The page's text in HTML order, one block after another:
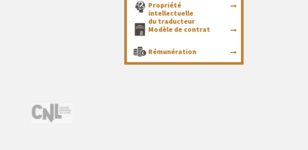
Propriété
intellectuelle
du traducteur
Modèle de contrat
Rémunération